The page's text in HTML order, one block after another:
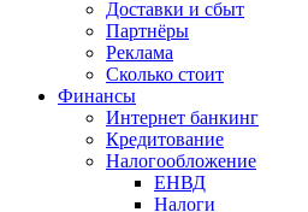
Доставки и сбыт
Партнёры
Реклама
Сколько стоит
Финансы
Интернет банкинг
Кредитование
Налогообложение
ЕНВД
Налоги